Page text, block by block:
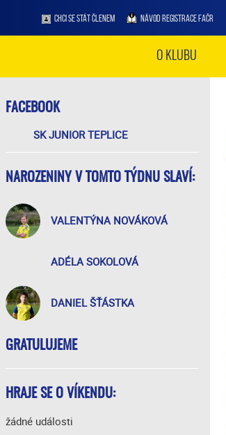
CHCI SE STÁT ČLENEM NÁVOD REGISTRACE FAČR
O KLUBU
FACEBOOK
SK JUNIOR TEPLICE
NAROZENINY V TOMTO TÝDNU SLAVÍ:
VALENTÝNA NOVÁKOVÁ
ADÉLA SOKOLOVÁ
DANIEL ŠŤÁSTKA
GRATULUJEME
HRAJE SE O VÍKENDU:
žádné události